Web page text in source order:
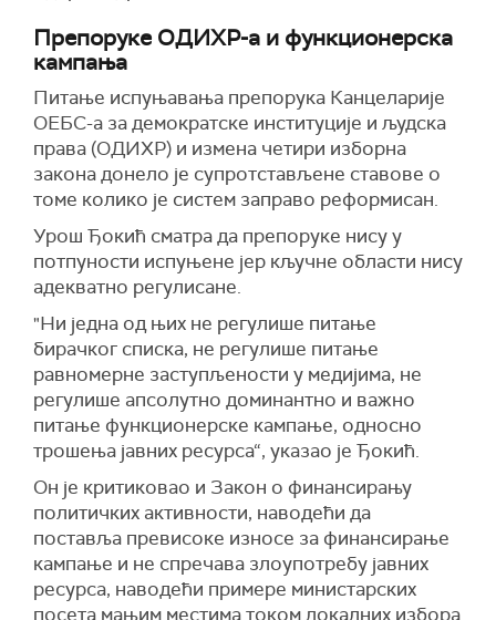
Препоруке ОДИХР-а и функционерска
кампања
Питање испуњавања препорука Канцеларије
ОЕБС-а за демократске институције и људска
права (ОДИХР) и измена четири изборна
закона донело је супротстављене ставове о
томе колико је систем заправо реформисан.
Урош Ђокић сматра да препоруке нису у
потпуности испуњене јер кључне области нису
адекватно регулисане.
"Ни једна од њих не регулише питање
бирачког списка, не регулише питање
равномерне заступљености у медијима, не
регулише апсолутно доминантно и важно
питање функционерске кампање, односно
трошења јавних ресурса“, указао је Ђокић.
Он је критиковао и Закон о финансирању
политичких активности, наводећи да
поставља превисоке износе за финансирање
кампање и не спречава злоупотребу јавних
ресурса, наводећи примере министарских
посета мањим местима током локалних избора